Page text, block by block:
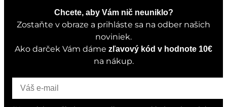
Chcete, aby Vám nič neuniklo?
Zostaňte v obraze a prihláste sa na odber našich
noviniek.
Ako darček Vám dáme zľavový kód v hodnote 10€
na nákup.